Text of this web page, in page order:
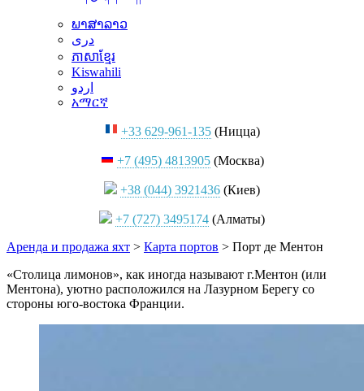
ພາສາລາວ
دری
ភាសាខ្មែរ
Kiswahili
اردو
አማርኛ
+33 629-961-135(Ницца)
+7 (495) 4813905(Москва)
+38 (044) 3921436 (Киев)
+7 (727) 3495174 (Алматы)
Аренда и продажа яхт > Карта портов > Порт де Ментон
«Столица лимонов», как иногда называют г.Ментон (или
Ментона), уютно расположился на Лазурном Берегу со
стороны юго-востока Франции.